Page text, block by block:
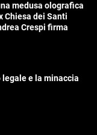
medusa olografica
Chiesa dei Santi
Crespi firma
e la minaccia